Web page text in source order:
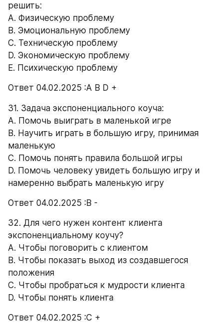
решить:
А. Физическую проблему
B. Эмоциональную проблему
C. Техническую проблему
D. Экономическую проблему
E. Психическую проблему
Ответ 04.02.2025 :А В D +
31. Задача экспоненциального коуча:
A. Помочь выиграть в маленькой игре
B. Научить играть в большую игру, принимая
маленькую
C. Помочь понять правила большой игры
D. Помочь человеку увидеть большую игру и
намеренно выбрать маленькую игру
Ответ 04.02.2025 :В -
32. Для чего нужен контент клиента
экспоненциальному коучу?
А. Чтобы поговорить с клиентом
B. Чтобы показать выход из создавшегося
положения
C. Чтобы пробраться к мудрости клиента
D. Чтобы понять клиента
Ответ 04.02.2025 :С +